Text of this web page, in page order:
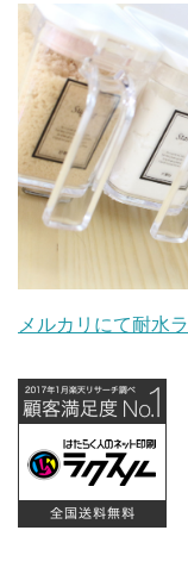
メルカリにて耐水